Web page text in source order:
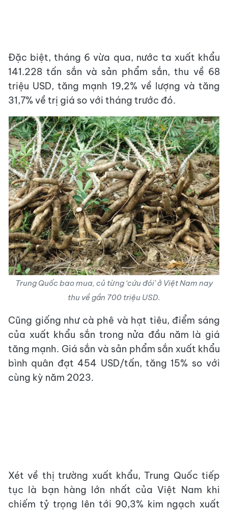
Đặc biệt, tháng 6 vừa qua, nước ta xuất khẩu
141.228 tấn sắn và sản phẩm sắn, thu về 68
triệu USD, tăng mạnh 19,2% về lượng và tăng
31,7% về trị giá so với tháng trước đó.
Trung Quốc bao mua, củ từng ‘cứu đói’ ở Việt Nam nay
thu về gần 700 triệu USD.
Cũng giống như cà phê và hạt tiêu, điểm sáng
của xuất khẩu sắn trong nửa đầu năm là giá
tăng mạnh. Giá sắn và sản phẩm sắn xuất khẩu
bình quân đạt 454 USD/tấn, tăng 15% so với
cùng kỳ năm 2023.
Xét về thị trường xuất khẩu, Trung Quốc tiếp
tục là bạn hàng lớn nhất của Việt Nam khi
chiếm tỷ trọng lên tới 90,3% kim ngạch xuất